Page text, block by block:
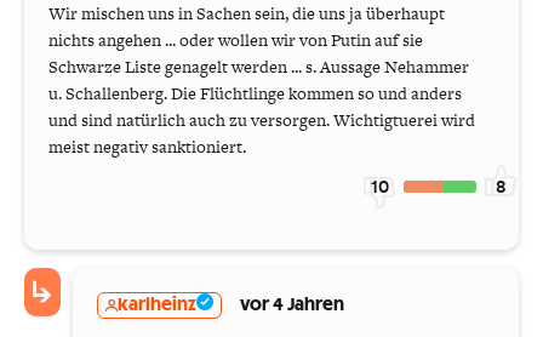
Wir mischen uns in Sachen sein, die uns ja überhaupt
nichts angehen ... oder wollen wir von Putin auf sie
Schwarze Liste genagelt werden ... s. Aussage Nehammer
u. Schallenberg. Die Flüchtlinge kommen so und anders
und sind natürlich auch zu versorgen. Wichtigtuerei wird
meist negativ sanktioniert.
10 8
karlheinz vor 4 Jahren